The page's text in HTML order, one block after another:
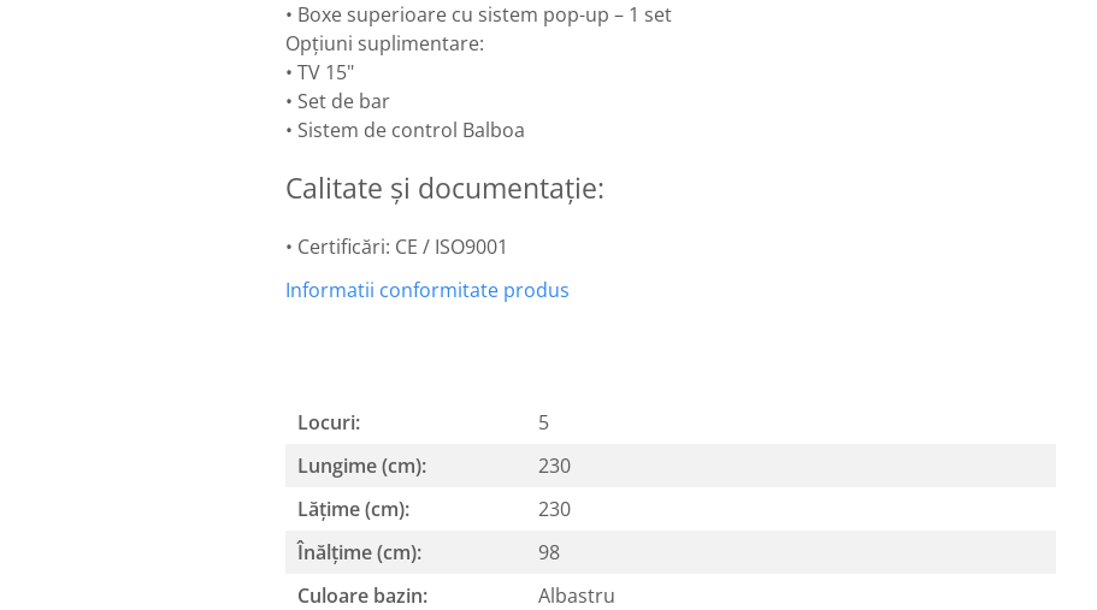
• Boxe superioare cu sistem pop-up – 1 set
Opțiuni suplimentare:
• TV 15"
• Set de bar
• Sistem de control Balboa
Calitate și documentație:
• Certificări: CE / ISO9001
Informatii conformitate produs
Locuri:
5
Lungime (cm):
230
Lățime (cm):
230
Înălțime (cm):
98
Culoare bazin:
Albastru